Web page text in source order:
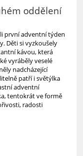
oddělení
první adventní týden
Děti si vyzkoušely
kávou, která
vyráběly veselé
nadcházející
patří i světýlka
adventní
tentokrát ve formě
radosti